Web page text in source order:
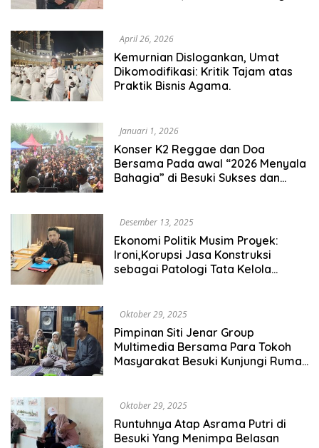
April 26, 2026
Kemurnian Dislogankan, Umat
Dikomodifikasi: Kritik Tajam atas
Praktik Bisnis Agama.
Januari 1, 2026
Konser K2 Reggae dan Doa
Bersama Pada awal “2026 Menyala
Bahagia” di Besuki Sukses dan
Desember 13, 2025
Ekonomi Politik Musim Proyek:
Ironi,Korupsi Jasa Konstruksi
sebagai Patologi Tata Kelola
Oktober 29, 2025
Pimpinan Siti Jenar Group
Multimedia Bersama Para Tokoh
Masyarakat Besuki Kunjungi Rumah
Pesantren Di Besuki Situbondo
Jatim
Oktober 29, 2025
Runtuhnya Atap Asrama Putri di
Besuki Yang Menimpa Belasan